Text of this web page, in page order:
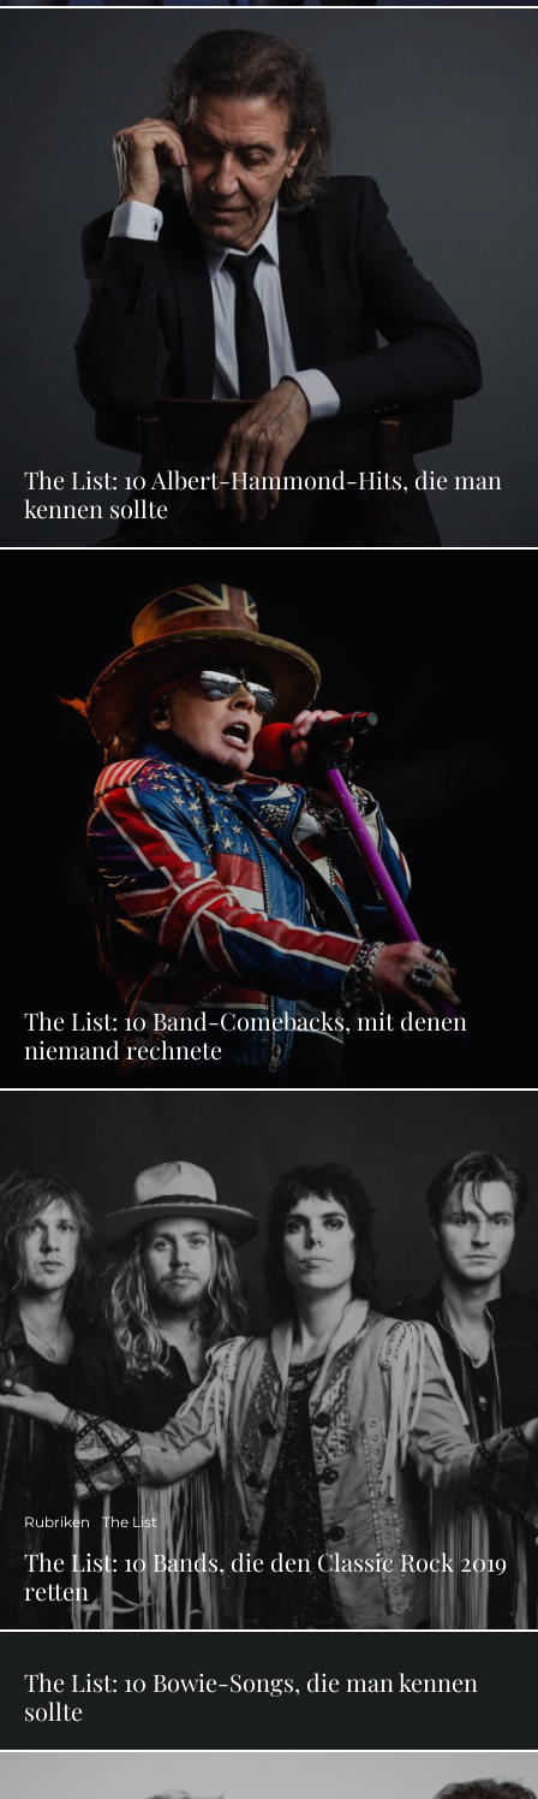
The List: 10 Albert-Hammond-Hits, die man
kennen sollte
The List: 10 Band-Comebacks, mit denen
niemand rechnete
Rubriken The List
The List: 10 Bands, die den Classic Rock 2019
retten
The List: 10 Bowie-Songs, die man kennen
sollte